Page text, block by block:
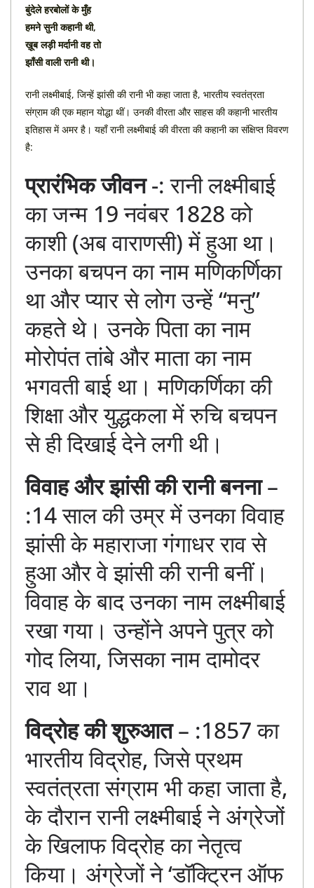
बुंदेले हरबोलों के मुँह
हमने सुनी कहानी थी,
ख़ूब लड़ी मर्दानी वह तो
झाँसी वाली रानी थी।
रानी लक्ष्मीबाई, जिन्हें झांसी की रानी भी कहा जाता है, भारतीय स्वतंत्रता
संग्राम की एक महान योद्धा थीं। उनकी वीरता और साहस की कहानी भारतीय
इतिहास में अमर है। यहाँ रानी लक्ष्मीबाई की वीरता की कहानी का संक्षिप्त विवरण
है:
प्रारंभिक जीवन-: रानी लक्ष्मीबाई
का जन्म 19 नवंबर 1828 को
काशी (अब वाराणसी) में हुआ था।
उनका बचपन का नाम मणिकर्णिका
था और प्यार से लोग उन्हें “मनु”
कहते थे। उनके पिता का नाम
मोरोपंत तांबे और माता का नाम
भगवती बाई था। मणिकर्णिका की
शिक्षा और युद्धकला में रुचि बचपन
से ही दिखाई देने लगी थी।
विवाह और झांसी की रानी बनना–
:14 साल की उम्र में उनका विवाह
झांसी के महाराजा गंगाधर राव से
हुआ और वे झांसी की रानी बनीं।
विवाह के बाद उनका नाम लक्ष्मीबाई
रखा गया। उन्होंने अपने पुत्र को
गोद लिया, जिसका नाम दामोदर
राव था।
विद्रोह की शुरुआत– :1857 का
भारतीय विद्रोह, जिसे प्रथम
स्वतंत्रता संग्राम भी कहा जाता है,
के दौरान रानी लक्ष्मीबाई ने अंग्रेजों
के खिलाफ विद्रोह का नेतृत्व
किया। अंग्रेजों ने ‘डॉक्ट्रिन ऑफ